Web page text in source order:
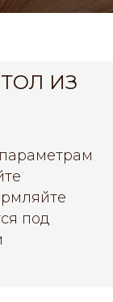
ИЗ
под